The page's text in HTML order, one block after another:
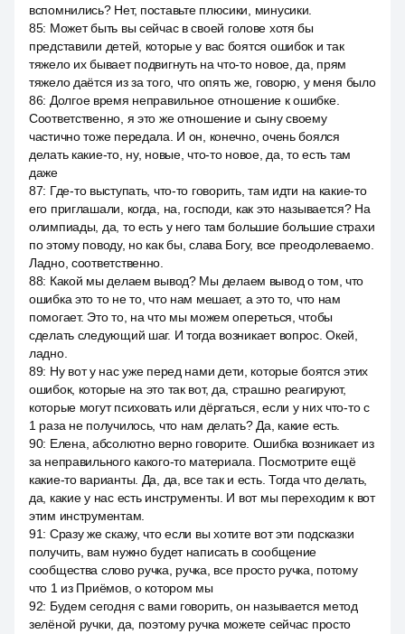
вспомнились? Нет, поставьте плюсики, минусики.
85: Может быть вы сейчас в своей голове хотя бы
представили детей, которые у вас боятся ошибок и так
тяжело их бывает подвигнуть на что-то новое, да, прям
тяжело даётся из за того, что опять же, говорю, у меня было
86: Долгое время неправильное отношение к ошибке.
Соответственно, я это же отношение и сыну своему
частично тоже передала. И он, конечно, очень боялся
делать какие-то, ну, новые, что-то новое, да, то есть там
даже
87: Где-то выступать, что-то говорить, там идти на какие-то
его приглашали, когда, на, господи, как это называется? На
олимпиады, да, то есть у него там большие большие страхи
по этому поводу, но как бы, слава Богу, все преодолеваемо.
Ладно, соответственно.
88: Какой мы делаем вывод? Мы делаем вывод о том, что
ошибка это то не то, что нам мешает, а это то, что нам
помогает. Это то, на что мы можем опереться, чтобы
сделать следующий шаг. И тогда возникает вопрос. Окей,
ладно.
89: Ну вот у нас уже перед нами дети, которые боятся этих
ошибок, которые на это так вот, да, страшно реагируют,
которые могут психовать или дёргаться, если у них что-то с
1 раза не получилось, что нам делать? Да, какие есть.
90: Елена, абсолютно верно говорите. Ошибка возникает из
за неправильного какого-то материала. Посмотрите ещё
какие-то варианты. Да, да, все так и есть. Тогда что делать,
да, какие у нас есть инструменты. И вот мы переходим к вот
этим инструментам.
91: Сразу же скажу, что если вы хотите вот эти подсказки
получить, вам нужно будет написать в сообщение
сообщества слово ручка, ручка, все просто ручка, потому
что 1 из Приёмов, о котором мы
92: Будем сегодня с вами говорить, он называется метод
зелёной ручки, да, поэтому ручка можете сейчас просто